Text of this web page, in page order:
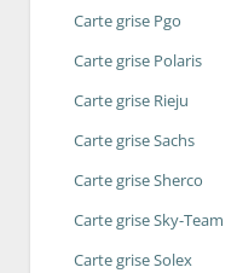
Carte grise Pgo
Carte grise Polaris
Carte grise Rieju
Carte grise Sachs
Carte grise Sherco
Carte grise Sky-Team
Carte grise Solex